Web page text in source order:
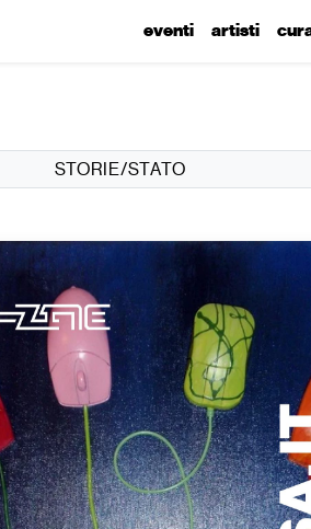
eventi artisti
STORIE/STATO